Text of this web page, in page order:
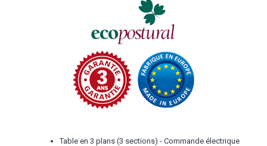
Table en 3 plans (3 sections) - Commande électrique